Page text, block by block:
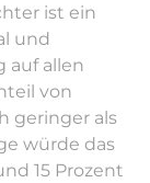
ist ein
und
auf allen
von
geringer als
würde das
15 Prozent